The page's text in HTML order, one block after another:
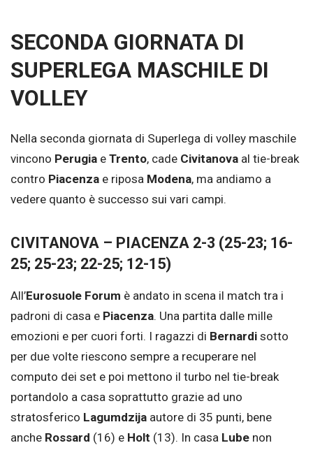
SECONDA GIORNATA DI
SUPERLEGA MASCHILE DI
VOLLEY
Nella seconda giornata di Superlega di volley maschile
vincono Perugia e Trento, cade Civitanova al tie-break
contro Piacenza e riposa Modena, ma andiamo a
vedere quanto è successo sui vari campi.
CIVITANOVA – PIACENZA 2-3 (25-23; 16-
25; 25-23; 22-25; 12-15)
All’Eurosuole Forum è andato in scena il match tra i
padroni di casa e Piacenza. Una partita dalle mille
emozioni e per cuori forti. I ragazzi di Bernardi sotto
per due volte riescono sempre a recuperare nel
computo dei set e poi mettono il turbo nel tie-break
portandolo a casa soprattutto grazie ad uno
stratosferico Lagumdzija autore di 35 punti, bene
anche Rossard (16) e Holt (13). In casa Lube non